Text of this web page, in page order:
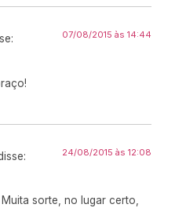
07/08/2015 às 14:44
24/08/2015 às 12:08
sorte, no lugar certo,